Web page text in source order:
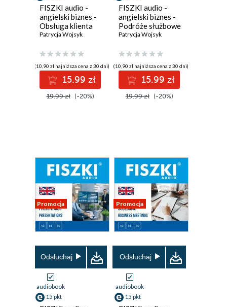
FISZKI audio -
angielski biznes -
Obsługa klienta
Patrycja Wojsyk
(10,90 zł najniższa cena z 30 dni)
15.99 zł
19.99 zł (-20%)
FISZKI audio -
angielski biznes -
Podróże służbowe
Patrycja Wojsyk
(10,90 zł najniższa cena z 30 dni)
15.99 zł
19.99 zł (-20%)
Promocja
Odsłuchaj
audiobook
15 pkt
Promocja
Odsłuchaj
audiobook
15 pkt